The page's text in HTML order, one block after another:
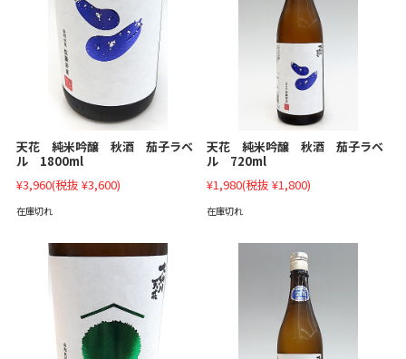
天花 純米吟醸 秋酒 茄子ラベ
ル 1800ml
¥3,960(税抜 ¥3,600)
在庫切れ
天花 純米吟醸 秋酒 茄子ラベ
ル 720ml
¥1,980(税抜 ¥1,800)
在庫切れ